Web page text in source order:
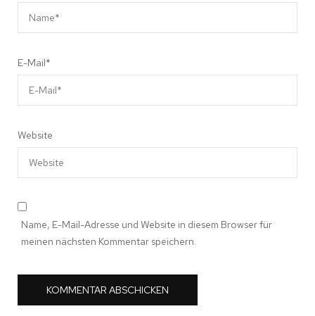
E-Mail*
Website
Name, E-Mail-Adresse und Website in diesem Browser für
meinen nächsten Kommentar speichern.